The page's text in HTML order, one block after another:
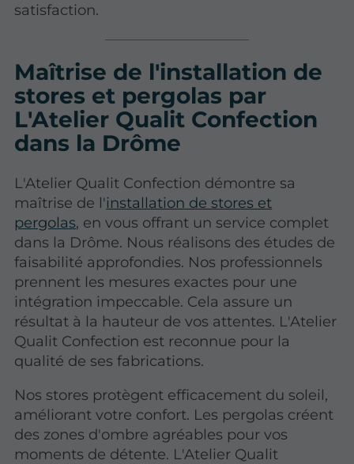
satisfaction.
Maîtrise de l'installation de
stores et pergolas par
L'Atelier Qualit Confection
dans la Drôme
L'Atelier Qualit Confection démontre sa
maîtrise de l'installation de stores et
pergolas, en vous offrant un service complet
dans la Drôme. Nous réalisons des études de
faisabilité approfondies. Nos professionnels
prennent les mesures exactes pour une
intégration impeccable. Cela assure un
résultat à la hauteur de vos attentes. L'Atelier
Qualit Confection est reconnue pour la
qualité de ses fabrications.
Nos stores protègent efficacement du soleil,
améliorant votre confort. Les pergolas créent
des zones d'ombre agréables pour vos
moments de détente. L'Atelier Qualit